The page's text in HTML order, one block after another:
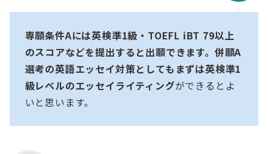
専願条件Aには英検準1級・TOEFL iBT 79以上
のスコアなどを提出すると出願できます。併願A
選考の英語エッセイ対策としてもまずは英検準1
級レベルのエッセイライティングができるとよ
いと思います。